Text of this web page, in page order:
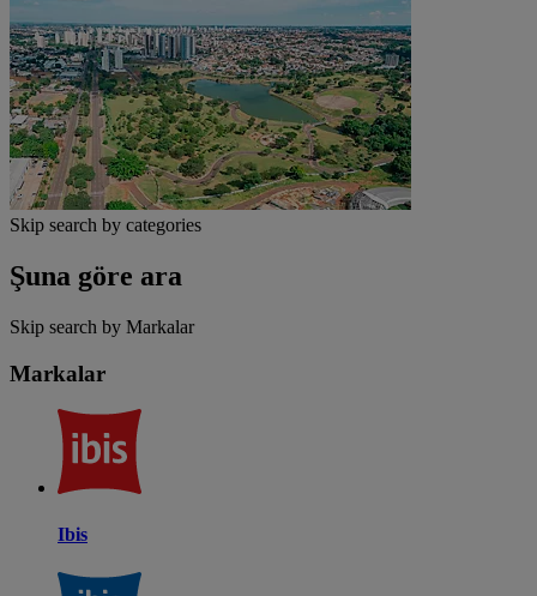
Skip search by categories
Şuna göre ara
Skip search by Markalar
Markalar
Ibis